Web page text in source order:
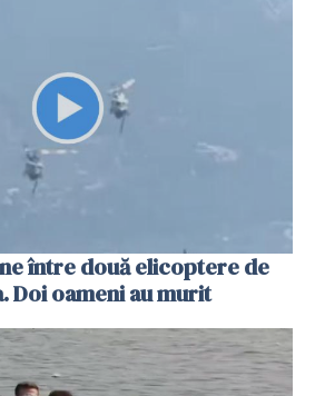
între două elicoptere de
Doi oameni au murit